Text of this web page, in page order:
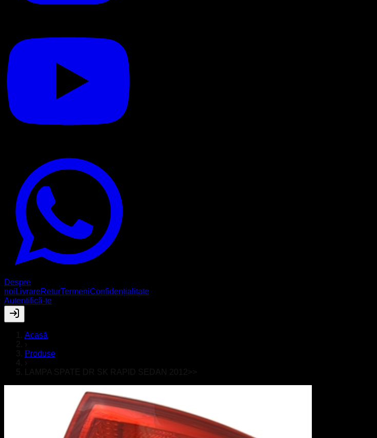
Despre
noi LivrareReturTermeniConfidențialitate
Autentifică-te
Acasă
Produse